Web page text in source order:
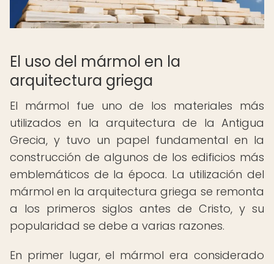
El uso del mármol en la
arquitectura griega
El mármol fue uno de los materiales más
utilizados en la arquitectura de la Antigua
Grecia, y tuvo un papel fundamental en la
construcción de algunos de los edificios más
emblemáticos de la época. La utilización del
mármol en la arquitectura griega se remonta
a los primeros siglos antes de Cristo, y su
popularidad se debe a varias razones.
En primer lugar, el mármol era considerado